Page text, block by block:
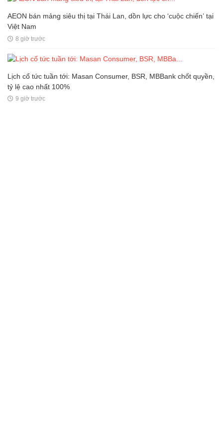
AEON bán mảng siêu thị tại Thái Lan, dồn lực cho ‘cuộc chiến’ tại
Việt Nam
8 giờ trước
Lịch cổ tức tuần tới: Masan Consumer, BSR, MBBank chốt quyền,
tỷ lệ cao nhất 100%
9 giờ trước